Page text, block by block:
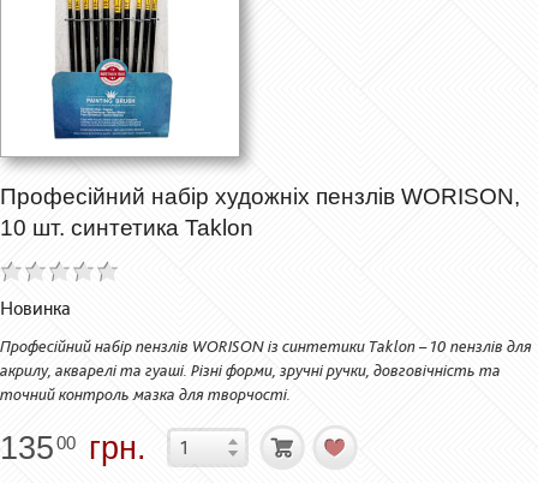
Професійний набір художніх пензлів WORISON,
10 шт. синтетика Taklon
Новинка
Професійний набір пензлів WORISON із синтетики Taklon – 10 пензлів для
акрилу, акварелі та гуаші. Різні форми, зручні ручки, довговічність та
точний контроль мазка для творчості.
13500 грн.